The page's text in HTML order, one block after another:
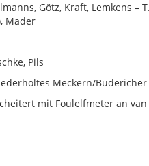
Götz, Kraft, Lemkens –
Mader
Pils
Meckern/Büdericher
mit Foulelfmeter an